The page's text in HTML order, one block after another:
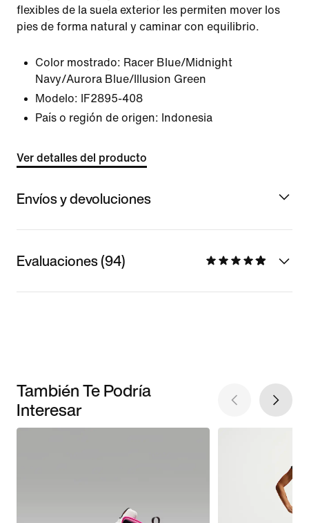
flexibles de la suela exterior les permiten mover los
pies de forma natural y caminar con equilibrio.
Color mostrado: Racer Blue/Midnight
Navy/Aurora Blue/Illusion Green
Modelo:
IF2895-408
País o región de origen: Indonesia
Ver detalles del producto
Envíos y devoluciones
Evaluaciones (94)
También Te Podría
Interesar